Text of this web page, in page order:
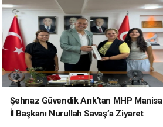
Şehnaz Güvendik Arık’tan MHP Manisa
İl Başkanı Nurullah Savaş’a Ziyaret